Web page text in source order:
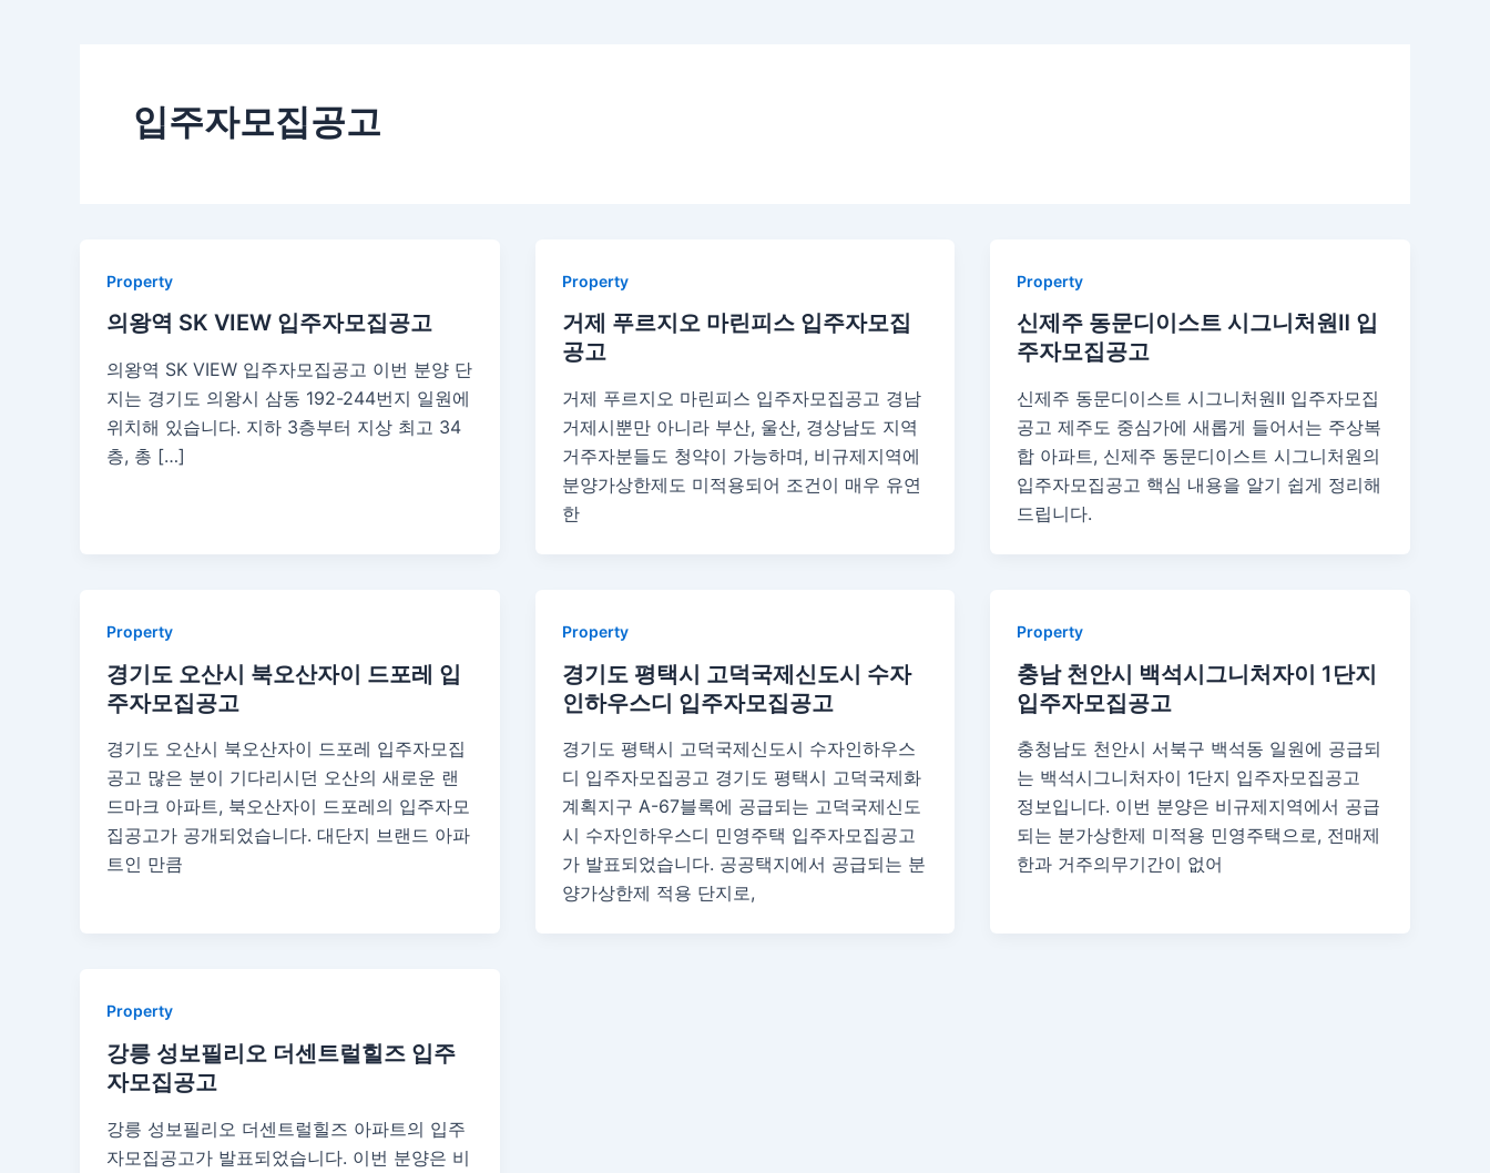
입주자모집공고
Property
의왕역 SK VIEW 입주자모집공고
의왕역 SK VIEW 입주자모집공고 이번 분양 단
지는 경기도 의왕시 삼동 192-244번지 일원에
위치해 있습니다. 지하 3층부터 지상 최고 34
층, 총 […]
Property
거제 푸르지오 마린피스 입주자모집
공고
거제 푸르지오 마린피스 입주자모집공고 경남
거제시뿐만 아니라 부산, 울산, 경상남도 지역
거주자분들도 청약이 가능하며, 비규제지역에
분양가상한제도 미적용되어 조건이 매우 유연
한
Property
신제주 동문디이스트 시그니처원Ⅱ 입
주자모집공고
신제주 동문디이스트 시그니처원Ⅱ 입주자모집
공고 제주도 중심가에 새롭게 들어서는 주상복
합 아파트, 신제주 동문디이스트 시그니처원의
입주자모집공고 핵심 내용을 알기 쉽게 정리해
드립니다.
Property
경기도 오산시 북오산자이 드포레 입
주자모집공고
경기도 오산시 북오산자이 드포레 입주자모집
공고 많은 분이 기다리시던 오산의 새로운 랜
드마크 아파트, 북오산자이 드포레의 입주자모
집공고가 공개되었습니다. 대단지 브랜드 아파
트인 만큼
Property
경기도 평택시 고덕국제신도시 수자
인하우스디 입주자모집공고
경기도 평택시 고덕국제신도시 수자인하우스
디 입주자모집공고 경기도 평택시 고덕국제화
계획지구 A-67블록에 공급되는 고덕국제신도
시 수자인하우스디 민영주택 입주자모집공고
가 발표되었습니다. 공공택지에서 공급되는 분
양가상한제 적용 단지로,
Property
충남 천안시 백석시그니처자이 1단지
입주자모집공고
충청남도 천안시 서북구 백석동 일원에 공급되
는 백석시그니처자이 1단지 입주자모집공고
정보입니다. 이번 분양은 비규제지역에서 공급
되는 분가상한제 미적용 민영주택으로, 전매제
한과 거주의무기간이 없어
Property
강릉 성보필리오 더센트럴힐즈 입주
자모집공고
강릉 성보필리오 더센트럴힐즈 아파트의 입주
자모집공고가 발표되었습니다. 이번 분양은 비